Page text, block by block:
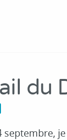
du
septembre,